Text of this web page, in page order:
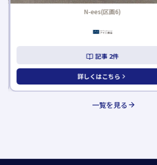
N-ees(区画6)
記事 2件
詳しくはこちら
一覧を見る